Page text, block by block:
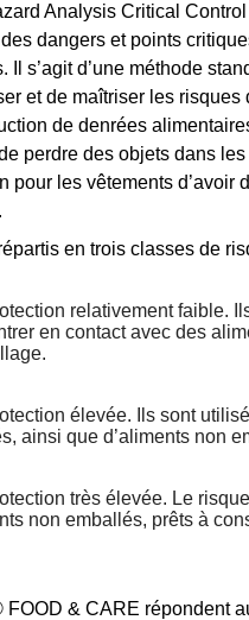
Analysis Critical
dangers et points
Il s’agit d’une méthode
et de maîtriser les risques
de denrées
perdre des objets dans
pour les vêtements d’avoir
en trois classes de
relativement faible.
en contact avec des
élevée. Ils sont
ainsi que d’aliments non
très élevée. Le
non emballés, prêts à
& CARE répondent